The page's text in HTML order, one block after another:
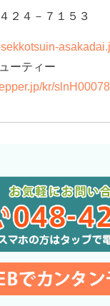
２４－７１５３
ーティー
kr/